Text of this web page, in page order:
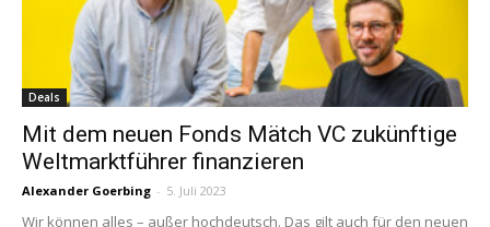
Deals
Mit dem neuen Fonds Mätch VC zukünftige
Weltmarktführer finanzieren
Alexander Goerbing - 5. Juli 2023
Wir können alles – außer hochdeutsch. Das gilt auch für den neuen